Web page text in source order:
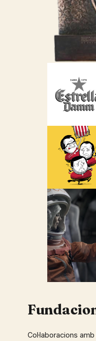
Col·laboracions amb